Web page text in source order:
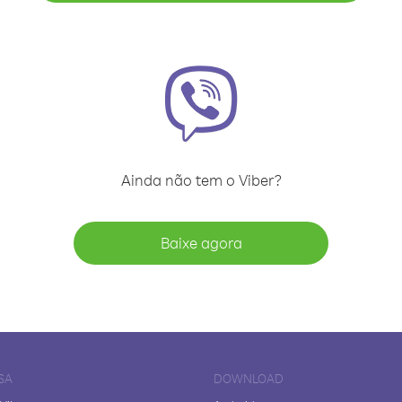
Ainda não tem o Viber?
Baixe agora
DOWNLOAD